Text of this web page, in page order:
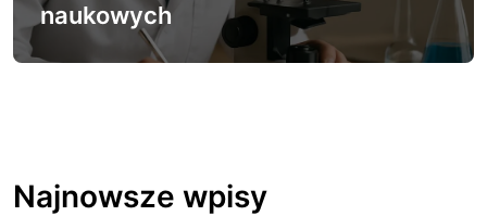
naukowych
Najnowsze wpisy